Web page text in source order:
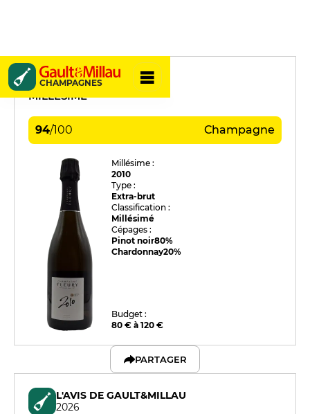
CHAMPAGNES
Fleury
MILLÉSIME
94/100 Champagne
Millésime :
2010
Type :
Extra-brut
Classification :
Millésimé
Cépages :
Pinot noir80%
Chardonnay20%
Budget :
80 € à 120 €
PARTAGER
L'AVIS DE GAULT&MILLAU
2026